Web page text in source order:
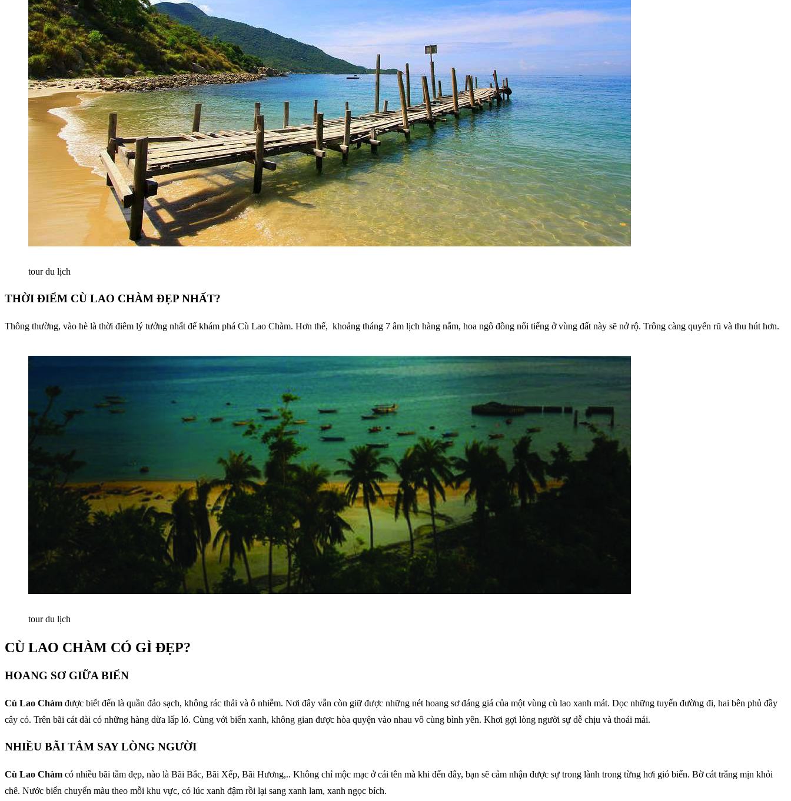
tour du lịch
THỜI ĐIỂM CÙ LAO CHÀM ĐẸP NHẤT?
Thông thường, vào hè là thời điêm lý tưởng nhất để khám phá Cù Lao Chàm. Hơn thế, khoảng tháng 7 âm lịch hàng nằm, hoa ngô đồng nổi tiếng ở vùng đất này sẽ nở rộ. Trông càng quyến rũ và thu hút hơn.
tour du lịch
CÙ LAO CHÀM CÓ GÌ ĐẸP?
HOANG SƠ GIỮA BIỂN
Cù Lao Chàm được biết đến là quần đảo sạch, không rác thải và ô nhiễm. Nơi đây vẫn còn giữ được những nét hoang sơ đáng giá của một vùng cù lao xanh mát. Dọc những tuyến đường đi, hai bên phủ đầy
cây cỏ. Trên bãi cát dài có những hàng dừa lấp ló. Cùng với biển xanh, không gian được hòa quyện vào nhau vô cùng bình yên. Khơi gợi lòng người sự dễ chịu và thoải mái.
NHIỀU BÃI TẮM SAY LÒNG NGƯỜI
Cù Lao Chàm có nhiều bãi tắm đẹp, nào là Bãi Bắc, Bãi Xếp, Bãi Hương,.. Không chỉ mộc mạc ở cái tên mà khi đến đây, bạn sẽ cảm nhận được sự trong lành trong từng hơi gió biển. Bờ cát trắng mịn khỏi
chê. Nước biển chuyển màu theo mỗi khu vực, có lúc xanh đậm rồi lại sang xanh lam, xanh ngọc bích.